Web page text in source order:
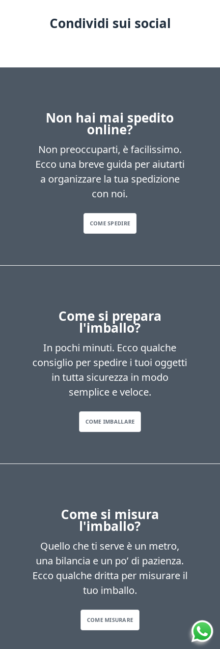
Condividi sui social
Non hai mai spedito
online?
Non preoccuparti, è facilissimo.
Ecco una breve guida per aiutarti
a organizzare la tua spedizione
con noi.
COME SPEDIRE
Come si prepara
l'imballo?
In pochi minuti. Ecco qualche
consiglio per spedire i tuoi oggetti
in tutta sicurezza in modo
semplice e veloce.
COME IMBALLARE
Come si misura
l'imballo?
Quello che ti serve è un metro,
una bilancia e un po’ di pazienza.
Ecco qualche dritta per misurare il
tuo imballo.
COME MISURARE